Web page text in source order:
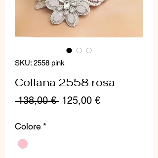
SKU: 2558 pink
Collana 2558 rosa
138,00 € Prezzo
125,00 €Prezzo
Colore *